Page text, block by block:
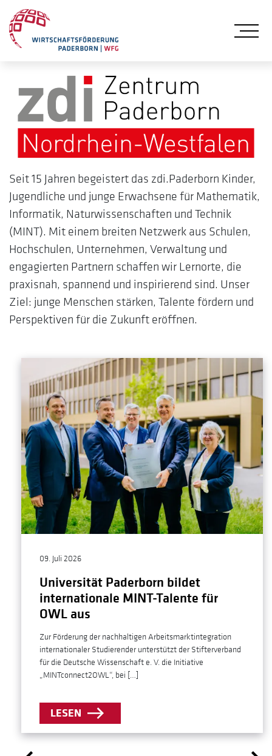
Seit 15 Jahren begeistert das zdi.Paderborn Kinder,
Jugendliche und junge Erwachsene für Mathematik,
Informatik, Naturwissenschaften und Technik
(MINT). Mit einem breiten Netzwerk aus Schulen,
Hochschulen, Unternehmen, Verwaltung und
engagierten Partnern schaffen wir Lernorte, die
praxisnah, spannend und inspirierend sind. Unser
Ziel: junge Menschen stärken, Talente fördern und
Perspektiven für die Zukunft eröffnen.
09. Juli 2026
Universität Paderborn bildet
internationale MINT-Talente für
OWL aus
Zur Förderung der nachhaltigen Arbeitsmarktintegration
internationaler Studierender unterstützt der Stifterverband
für die Deutsche Wissenschaft e. V. die Initiative
„MINTconnect2OWL“, bei […]
LESEN